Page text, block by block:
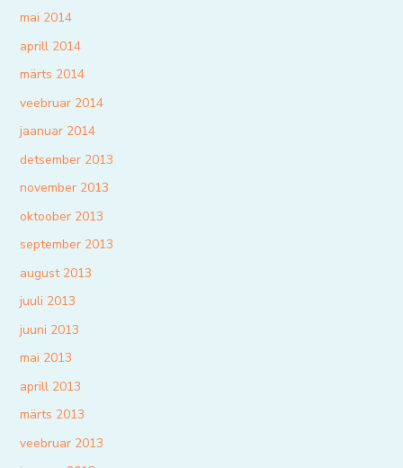
mai 2014
aprill 2014
märts 2014
veebruar 2014
jaanuar 2014
detsember 2013
november 2013
oktoober 2013
september 2013
august 2013
juuli 2013
juuni 2013
mai 2013
aprill 2013
märts 2013
veebruar 2013